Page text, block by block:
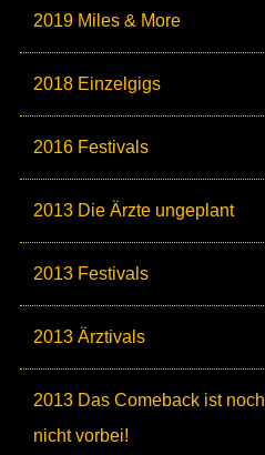
2019 Miles & More
2018 Einzelgigs
2016 Festivals
2013 Die Ärzte ungeplant
2013 Festivals
2013 Ärztivals
2013 Das Comeback ist noch
nicht vorbei!